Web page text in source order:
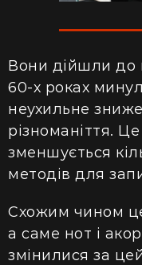
Вони дійшли до
60-х роках
неухильне
різноманіття.
зменшується
методів для
Схожим чином це
а саме нот і
змінилися за